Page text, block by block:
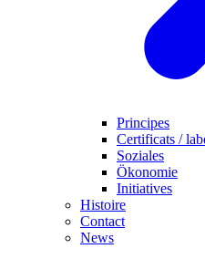
Principes
Certificats /
Soziales
Ökonomie
Initiatives
Histoire
Contact
News